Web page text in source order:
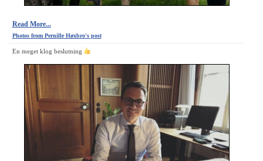
Read More...
Photos from Pernille Høxbro's post
En meget klog beslutning